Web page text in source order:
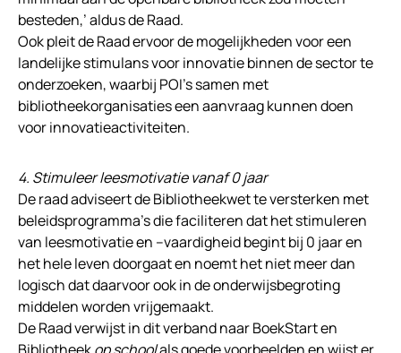
besteden,’ aldus de Raad.
Ook pleit de Raad ervoor de mogelijkheden voor een
landelijke stimulans voor innovatie binnen de sector te
onderzoeken, waarbij POI’s samen met
bibliotheekorganisaties een aanvraag kunnen doen
voor innovatieactiviteiten.
4. Stimuleer leesmotivatie vanaf 0 jaar
De raad adviseert de Bibliotheekwet te versterken met
beleidsprogramma’s die faciliteren dat het stimuleren
van leesmotivatie en –vaardigheid begint bij 0 jaar en
het hele leven doorgaat en noemt het niet meer dan
logisch dat daarvoor ook in de onderwijsbegroting
middelen worden vrijgemaakt.
De Raad verwijst in dit verband naar BoekStart en